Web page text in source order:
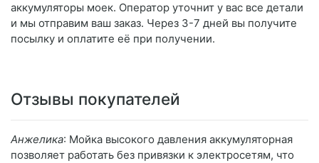
аккумуляторы моек. Оператор уточнит у вас все детали
и мы отправим ваш заказ. Через 3-7 дней вы получите
посылку и оплатите её при получении.
Отзывы покупателей
Анжелика: Мойка высокого давления аккумуляторная
позволяет работать без привязки к электросетям, что